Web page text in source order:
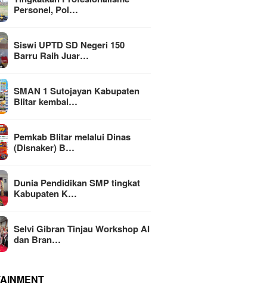
Personel, Pol…
Siswi UPTD SD Negeri 150
Barru Raih Juar…
SMAN 1 Sutojayan Kabupaten
Blitar kembal…
Pemkab Blitar melalui Dinas
(Disnaker) B…
Dunia Pendidikan SMP tingkat
Kabupaten K…
Selvi Gibran Tinjau Workshop AI
dan Bran…